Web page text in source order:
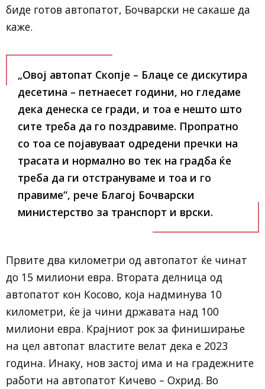
биде готов автопатот, Бочварски не сакаше да
каже.
„Овој автопат Скопје – Блаце се дискутира
десетина – петнаесет години, но гледаме
дека денеска се гради, и тоа е нешто што
сите треба да го поздравиме. Пропратно
со тоа се појавуваат одредени пречки на
трасата и нормално во тек на градба ќе
треба да ги отстрануваме и тоа и го
правиме“, рече Благој Бочварски
министерство за транспорт и врски.
Првите два километри од автопатот ќе чинат
до 15 милиони евра. Втората делница од
автопатот кон Косово, која надминува 10
километри, ќе ја чини државата над 100
милиони евра. Крајниот рок за финиширање
на цел автопат властите велат дека е 2023
година. Инаку, нов застој има и на градежните
работи на автопатот Кичево – Охрид. Во